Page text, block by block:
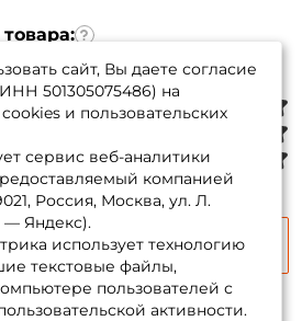
:
сайт, Вы даете согласие
501305075486) на
и пользовательских
сервис веб-аналитики
компанией
Россия, Москва, ул. Л.
— Яндекс).
использует технологию
текстовые файлы,
пользователей с
активности.